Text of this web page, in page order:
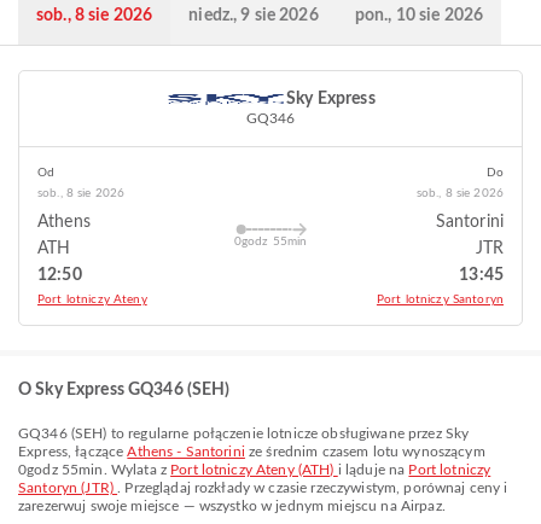
sob., 8 sie 2026 niedz., 9 sie 2026 pon., 10 sie 2026
Sky Express
GQ346
Od
sob., 8 sie 2026
Athens
ATH
12:50
Port lotniczy Ateny
0godz 55min
Do
sob., 8 sie 2026
Santorini
JTR
13:45
Port lotniczy Santoryn
O Sky Express GQ346 (SEH)
GQ346(SEH) to regularne połączenie lotnicze obsługiwane przez Sky
Express, łącząceAthens - Santorini ze średnim czasem lotu wynoszącym
0godz 55min
. Wylata z Port lotniczy Ateny (ATH) i ląduje na Port lotniczy
Santoryn (JTR)
. Przeglądaj rozkłady w czasie rzeczywistym, porównaj ceny i
zarezerwuj swoje miejsce — wszystko w jednym miejscu na Airpaz.